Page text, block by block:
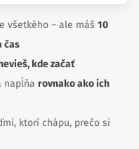
všetkého – ale máš 10
čas
kde začať
napĺňa rovnako ako ich
ktorí chápu, prečo si